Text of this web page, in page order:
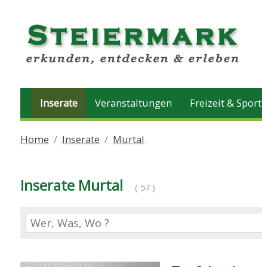
Inserate Veranstaltungen Freizeit & Sport
Home Inserate Murtal
Inserate Murtal ( 57 )